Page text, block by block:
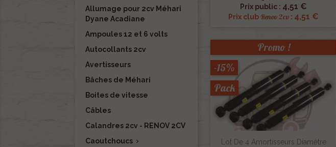
Allumage pour 2cv Méhari
Dyane Acadiane
Ampoules 12 et 6 volts
Autocollants 2cv
Avertisseurs
Bâches de Méhari
Boites de vitesse
Câbles
Calandres 2cv - RENOV 2CV
Caoutchoucs 
Prix public : 4,51 €
Prix club Renov 2cv : 4,51 €

Lot De 4 Amortisseurs Diamètre
Promo !
-15%
Pack